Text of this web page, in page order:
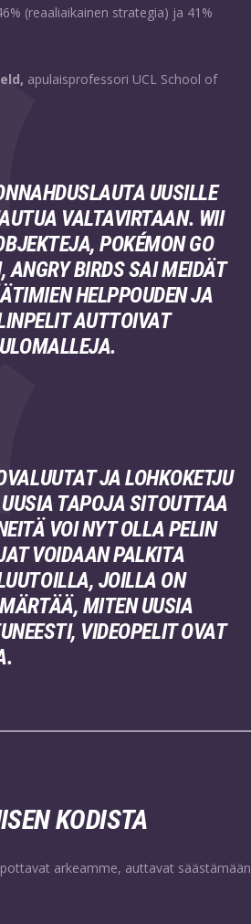
(reaaliaikainen strategia) ja 41%
apulaisprofessori UCL School of
UUSILLE
VALTAVIRTAAN. WII
POKÉMON GO
ANGRY BIRDS SAI MEIDÄT
HELPPOUDEN JA
AUTTOIVAT
JA LOHKOKETJU
TAPOJA SITOUTTAA
VOI NYT OLLA PELIN
VOIDAAN PALKITA
JOILLA ON
MITEN UUSIA
VIDEOPELIT OVAT
KODISTA
arkeamme, auttavat säästämään